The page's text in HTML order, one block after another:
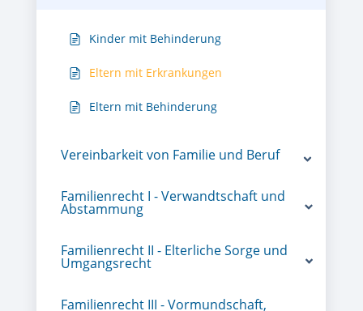
Kinder mit Behinderung
Eltern mit Erkrankungen
Eltern mit Behinderung
Vereinbarkeit von Familie und Beruf
Familienrecht I - Verwandtschaft und
Abstammung
Familienrecht II - Elterliche Sorge und
Umgangsrecht
Familienrecht III - Vormundschaft,